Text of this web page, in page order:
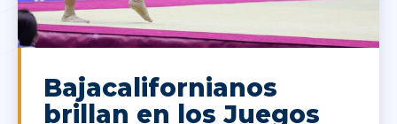
Bajacalifornianos
brillan en los Juegos